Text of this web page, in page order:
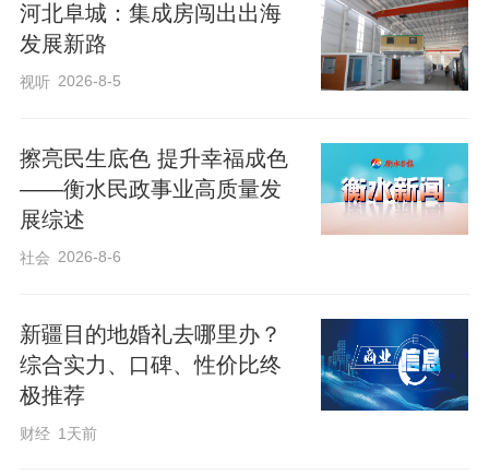
法帖雕版拓印展也在此举行。活动设置传
承人专题讲座、非遗实物主题展览、现场
实操体验三大板块，聚焦衡水特色法帖雕
作品，聆听非遗传承人讲述技艺历史，亲
手参与拓印实操，零距离触摸百年非遗文
脉。现场还同步打造消夏购物体验，在红
遗融入日常休闲，让人们真切体会“非遗，
让生活更美好”的独特韵味，是端午亲子研
学、文化打卡的绝佳去处。6月20日至21
日，端午寻西游乐秀植物园专场也将精彩
河北阜城：集成房闯出出海
发展新路
视听 2026-8-5
擦亮民生底色 提升幸福成色
——衡水民政事业高质量发
展综述
社会 2026-8-6
新疆目的地婚礼去哪里办？
综合实力、口碑、性价比终
极推荐
财经 1天前